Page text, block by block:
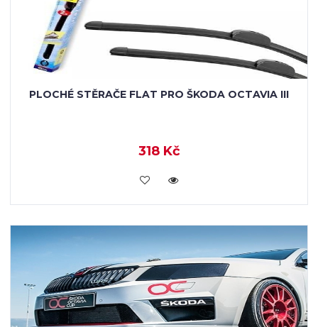
PLOCHÉ STĚRAČE FLAT PRO ŠKODA OCTAVIA III
318 Kč
KOUPIT